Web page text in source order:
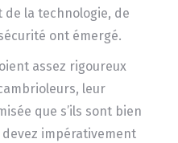
de la technologie, de
ont émergé.
assez rigoureux
leur
que s’ils sont bien
impérativement